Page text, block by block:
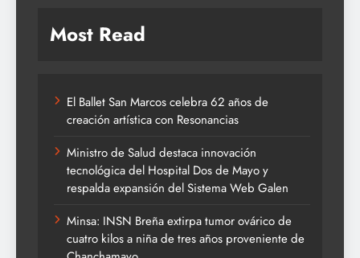
Most Read
El Ballet San Marcos celebra 62 años de
creación artística con Resonancias
Ministro de Salud destaca innovación
tecnológica del Hospital Dos de Mayo y
respalda expansión del Sistema Web Galen
Minsa: INSN Breña extirpa tumor ovárico de
cuatro kilos a niña de tres años proveniente de